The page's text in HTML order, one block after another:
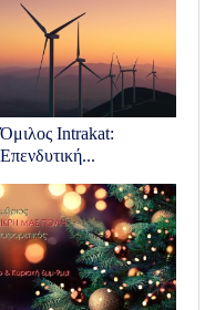
Όμιλος Intrakat:
Επενδυτική...